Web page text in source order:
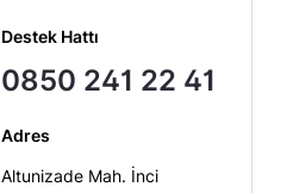
Destek Hattı
0850 241 22 41
Adres
Altunizade Mah. İnci